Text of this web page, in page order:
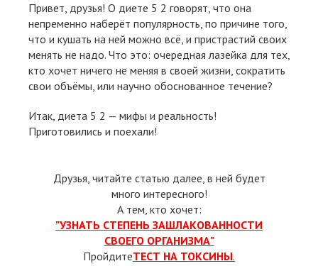
Привет, друзья! О диете 5 2 говорят, что она
непременно наберёт популярность, по причине того,
что и кушать на ней можно всё, и пристрастий своих
менять не надо. Что это: очередная лазейка для тех,
кто хочет ничего не меняя в своей жизни, сократить
свои объёмы, или научно обоснованное течение?
Итак, диета 5 2 — мифы и реальность!
Приготовились и поехали!
Друзья, читайте статью далее, в ней будет
много интересного!
А тем, кто хочет:
"УЗНАТЬ СТЕПЕНЬ ЗАШЛАКОВАННОСТИ
СВОЕГО ОРГАНИЗМА"
ПройдитеТЕСТ НА ТОКСИНЫ.